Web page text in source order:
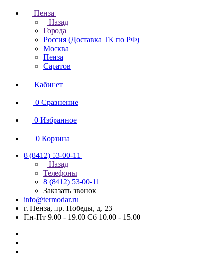
Пенза
Назад
Города
Россия (Доставка ТК по РФ)
Москва
Пенза
Саратов
Кабинет
0 Сравнение
0 Избранное
0 Корзина
8 (8412) 53-00-11
Назад
Телефоны
8 (8412) 53-00-11
Заказать звонок
info@termodar.ru
г. Пенза, пр. Победы, д. 23
Пн-Пт 9.00 - 19.00 Сб 10.00 - 15.00